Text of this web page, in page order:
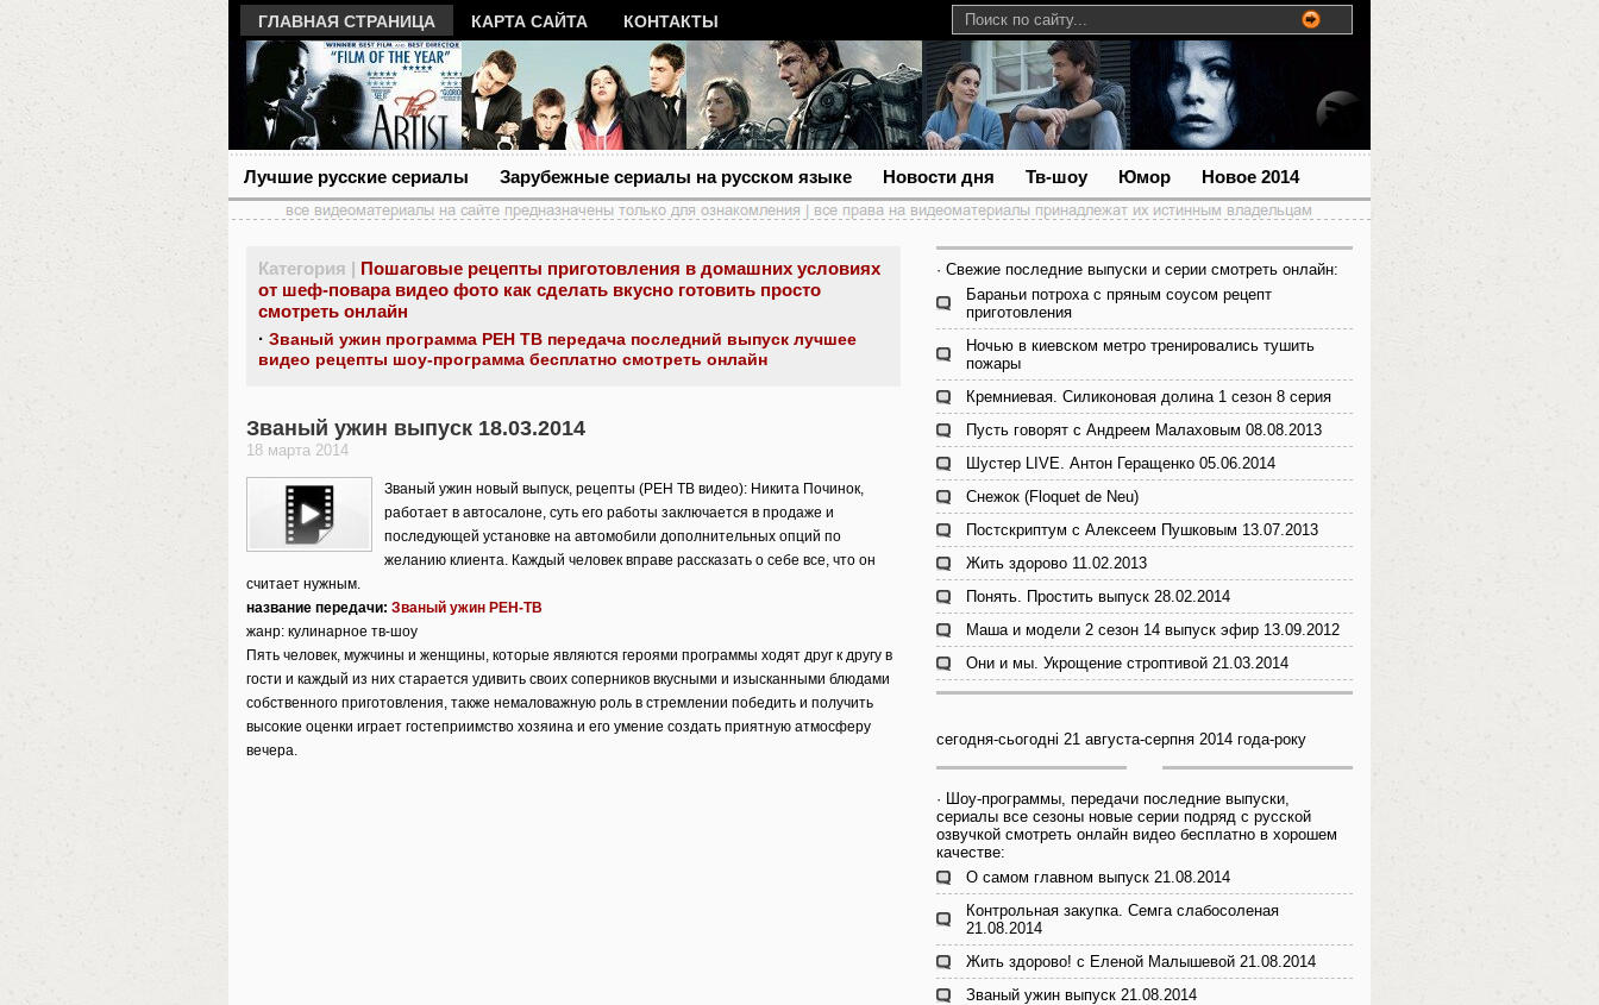
ГЛАВНАЯ СТРАНИЦА КАРТА САЙТА КОНТАКТЫ
Лучшие русские сериалы Зарубежные сериалы на русском языке Новости дня Тв-шоу Юмор Новое 2014
Категория | Пошаговые рецепты приготовления в домашних условиях
от шеф-повара видео фото как сделать вкусно готовить просто
смотреть онлайн
· Званый ужин программа РЕН ТВ передача последний выпуск лучшее
видео рецепты шоу-программа бесплатно смотреть онлайн
Званый ужин выпуск 18.03.2014
18 марта 2014
Званый ужин новый выпуск, рецепты (РЕН ТВ видео): Никита Починок,
работает в автосалоне, суть его работы заключается в продаже и
последующей установке на автомобили дополнительных опций по
желанию клиента. Каждый человек вправе рассказать о себе все, что он
считает нужным.
название передачи: Званый ужин РЕН-ТВ
жанр: кулинарное тв-шоу
Пять человек, мужчины и женщины, которые являются героями программы ходят друг к другу в
гости и каждый из них старается удивить своих соперников вкусными и изысканными блюдами
собственного приготовления, также немаловажную роль в стремлении победить и получить
высокие оценки играет гостеприимство хозяина и его умение создать приятную атмосферу
вечера.
· Свежие последние выпуски и серии смотреть онлайн:
Бараньи потроха с пряным соусом рецепт
приготовления
Ночью в киевском метро тренировались тушить
пожары
Кремниевая. Силиконовая долина 1 сезон 8 серия
Пусть говорят с Андреем Малаховым 08.08.2013
Шустер LIVE. Антон Геращенко 05.06.2014
Снежок (Floquet de Neu)
Постскриптум с Алексеем Пушковым 13.07.2013
Жить здорово 11.02.2013
Понять. Простить выпуск 28.02.2014
Маша и модели 2 сезон 14 выпуск эфир 13.09.2012
Они и мы. Укрощение строптивой 21.03.2014
сегодня-сьогодні 21 августа-серпня 2014 года-року
· Шоу-программы, передачи последние выпуски,
сериалы все сезоны новые серии подряд с русской
озвучкой смотреть онлайн видео бесплатно в хорошем
качестве:
О самом главном выпуск 21.08.2014
Контрольная закупка. Семга слабосоленая
21.08.2014
Жить здорово! с Еленой Малышевой 21.08.2014
Званый ужин выпуск 21.08.2014